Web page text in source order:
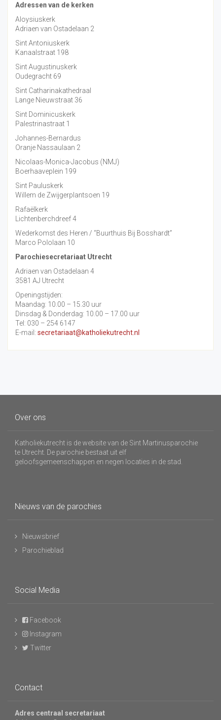
Adressen van de kerken
Aloysiuskerk
Adriaen van Ostadelaan 2
Sint Antoniuskerk
Kanaalstraat 198
Sint Augustinuskerk
Oudegracht 69
Sint Catharinakathedraal
Lange Nieuwstraat 36
Sint Dominicuskerk
Palestrinastraat 1
Johannes-Bernardus
Oranje Nassaulaan 2
Nicolaas-Monica-Jacobus (NMJ)
Boerhaaveplein 199
Sint Pauluskerk
Willem de Zwijgerplantsoen 19
Rafaëlkerk
Lichtenberchdreef 4
Wederkomst des Heren / “Buurthuis Bij Bosshardt”
Marco Pololaan 10
Parochiesecretariaat Utrecht
Adriaen van Ostadelaan 4
3581 AJ Utrecht
Openingstijden:
Maandag: 10.00 – 15.30 uur
Dinsdag & Donderdag: 10.00 – 17.00 uur
Tel: 030 – 254 6147
E-mail: secretariaat@katholiekutrecht.nl
Over ons
Katholiekutrecht is de website van de Sint Martinusparochie
te Utrecht. De parochie bestaat uit elf
geloofsgemeenschappen en negen locaties in de stad.
Nieuws van de parochies
Nieuwsbrief
Parochieblad
Social Media
Facebook
Instagram
Twitter
Contact
Adres centraal secretariaat